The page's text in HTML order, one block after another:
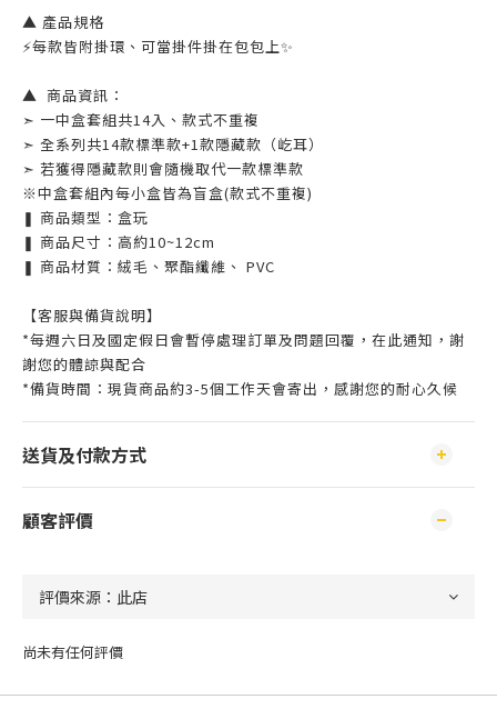
▲ 產品規格
⚡每款皆附掛環、可當掛件掛在包包上✨
▲ 商品資訊：
➣ 一中盒套組共14入、款式不重複
➣ 全系列共14款標準款+1款隱藏款（屹耳）
➣ 若獲得隱藏款則會隨機取代一款標準款
※中盒套組內每小盒皆為盲盒(款式不重複)
❚ 商品類型：盒玩
❚ 商品尺寸：高約10~12cm
❚ 商品材質：絨毛、聚酯纖維、 PVC
【客服與備貨說明】
*每週六日及國定假日會暫停處理訂單及問題回覆，在此通知，謝
謝您的體諒與配合
*備貨時間：現貨商品約3-5個工作天會寄出，感謝您的耐心久候
送貨及付款方式
顧客評價
尚未有任何評價